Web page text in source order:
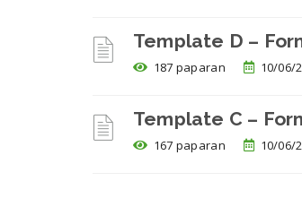
Template D –
187 paparan 10/06/
Template C –
167 paparan 10/06/